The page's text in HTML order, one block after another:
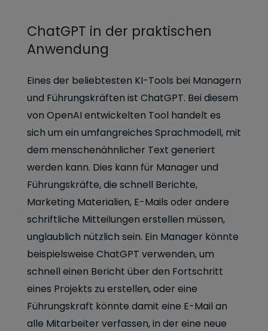
ChatGPT in der praktischen
Anwendung
Eines der beliebtesten KI-Tools bei Managern
und Führungskräften ist ChatGPT. Bei diesem
von OpenAI entwickelten Tool handelt es
sich um ein umfangreiches Sprachmodell, mit
dem menschenähnlicher Text generiert
werden kann. Dies kann für Manager und
Führungskräfte, die schnell Berichte,
Marketing Materialien, E-Mails oder andere
schriftliche Mitteilungen erstellen müssen,
unglaublich nützlich sein. Ein Manager könnte
beispielsweise ChatGPT verwenden, um
schnell einen Bericht über den Fortschritt
eines Projekts zu erstellen, oder eine
Führungskraft könnte damit eine E-Mail an
alle Mitarbeiter verfassen, in der eine neue